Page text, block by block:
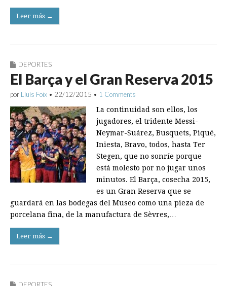
Leer más →
DEPORTES
El Barça y el Gran Reserva 2015
por Lluís Foix • 22/12/2015 • 1 Comments
La continuidad son ellos, los
jugadores, el tridente Messi-
Neymar-Suárez, Busquets, Piqué,
Iniesta, Bravo, todos, hasta Ter
Stegen, que no sonríe porque
está molesto por no jugar unos
minutos. El Barça, cosecha 2015,
es un Gran Reserva que se
guardará en las bodegas del Museo como una pieza de
porcelana fina, de la manufactura de Sèvres,…
Leer más →